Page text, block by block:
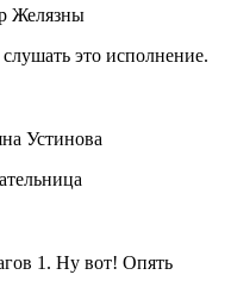
Желязны
это исполнение.
Устинова
1. Ну вот! Опять